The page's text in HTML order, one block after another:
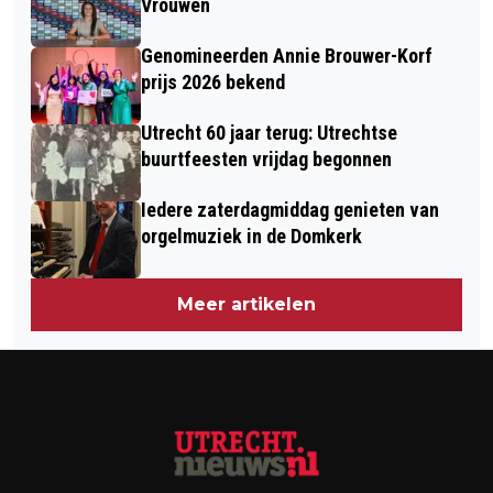
Genomineerden Annie Brouwer-Korf
prijs 2026 bekend
Utrecht 60 jaar terug: Utrechtse
buurtfeesten vrijdag begonnen
Iedere zaterdagmiddag genieten van
orgelmuziek in de Domkerk
Meer artikelen